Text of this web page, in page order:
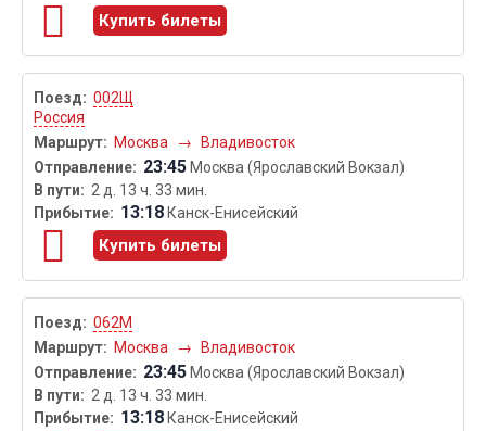
Купить билеты
002Щ
Россия
Москва
→ Владивосток
23:45 Москва (Ярославский Вокзал)
2 д. 13 ч. 33 мин.
13:18 Канск-Енисейский
Купить билеты
062М
Москва
→ Владивосток
23:45 Москва (Ярославский Вокзал)
2 д. 13 ч. 33 мин.
13:18 Канск-Енисейский